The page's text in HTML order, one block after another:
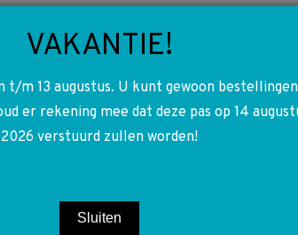
A2108200589 2108200589
75,00
VAKANTIE!
t/m 13 augustus. U kunt gewoon bestellingen
er rekening mee dat deze pas op 14
2026 verstuurd zullen worden!
Sluiten